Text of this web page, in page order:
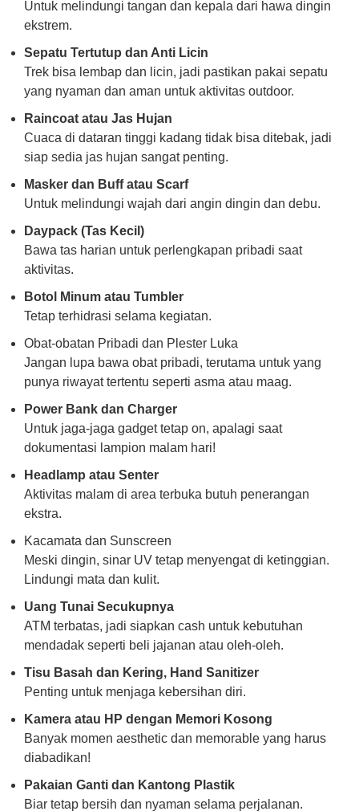
Untuk melindungi tangan dan kepala dari hawa dingin
ekstrem.
Sepatu Tertutup dan Anti Licin
Trek bisa lembap dan licin, jadi pastikan pakai sepatu
yang nyaman dan aman untuk aktivitas outdoor.
Raincoat atau Jas Hujan
Cuaca di dataran tinggi kadang tidak bisa ditebak, jadi
siap sedia jas hujan sangat penting.
Masker dan Buff atau Scarf
Untuk melindungi wajah dari angin dingin dan debu.
Daypack (Tas Kecil)
Bawa tas harian untuk perlengkapan pribadi saat
aktivitas.
Botol Minum atau Tumbler
Tetap terhidrasi selama kegiatan.
Obat-obatan Pribadi dan Plester Luka
Jangan lupa bawa obat pribadi, terutama untuk yang
punya riwayat tertentu seperti asma atau maag.
Power Bank dan Charger
Untuk jaga-jaga gadget tetap on, apalagi saat
dokumentasi lampion malam hari!
Headlamp atau Senter
Aktivitas malam di area terbuka butuh penerangan
ekstra.
Kacamata dan Sunscreen
Meski dingin, sinar UV tetap menyengat di ketinggian.
Lindungi mata dan kulit.
Uang Tunai Secukupnya
ATM terbatas, jadi siapkan cash untuk kebutuhan
mendadak seperti beli jajanan atau oleh-oleh.
Tisu Basah dan Kering, Hand Sanitizer
Penting untuk menjaga kebersihan diri.
Kamera atau HP dengan Memori Kosong
Banyak momen aesthetic dan memorable yang harus
diabadikan!
Pakaian Ganti dan Kantong Plastik
Biar tetap bersih dan nyaman selama perjalanan.